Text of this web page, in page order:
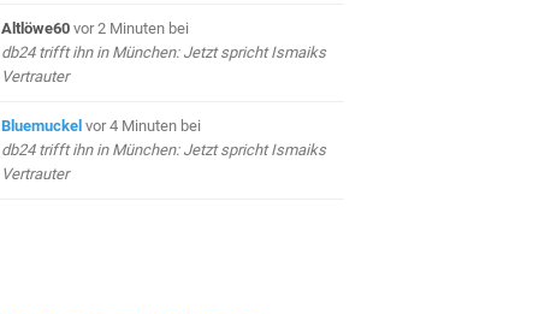
Altlöwe60 vor 2 Minuten bei
db24 trifft ihn in München: Jetzt spricht Ismaiks
Vertrauter
Bluemuckel vor 4 Minuten bei
db24 trifft ihn in München: Jetzt spricht Ismaiks
Vertrauter